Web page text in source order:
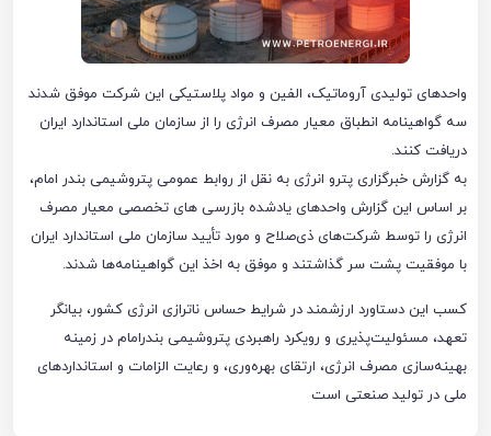
واحدهای تولیدی آروماتیک، الفین و مواد پلاستیکی این شرکت موفق شدند
سه گواهینامه انطباق معیار مصرف انرژی را از سازمان ملی استاندارد ایران
دریافت کنند.
به گزارش خبرگزاری پترو انرژی به نقل از روابط عمومی پتروشیمی بندر امام،
بر اساس این گزارش واحدهای یادشده بازرسی‌ های تخصصی معیار مصرف
انرژی را توسط شرکت‌های ذی‌صلاح و مورد تأیید سازمان ملی استاندارد ایران
با موفقیت پشت سر گذاشتند و موفق به اخذ این گواهینامه‌ها شدند.
کسب این دستاورد ارزشمند در شرایط حساس ناترازی انرژی کشور، بیانگر
تعهد، مسئولیت‌پذیری و رویکرد راهبردی پتروشیمی بندرامام در زمینه
بهینه‌سازی مصرف انرژی، ارتقای بهره‌وری، و رعایت الزامات و استانداردهای
ملی در تولید صنعتی است